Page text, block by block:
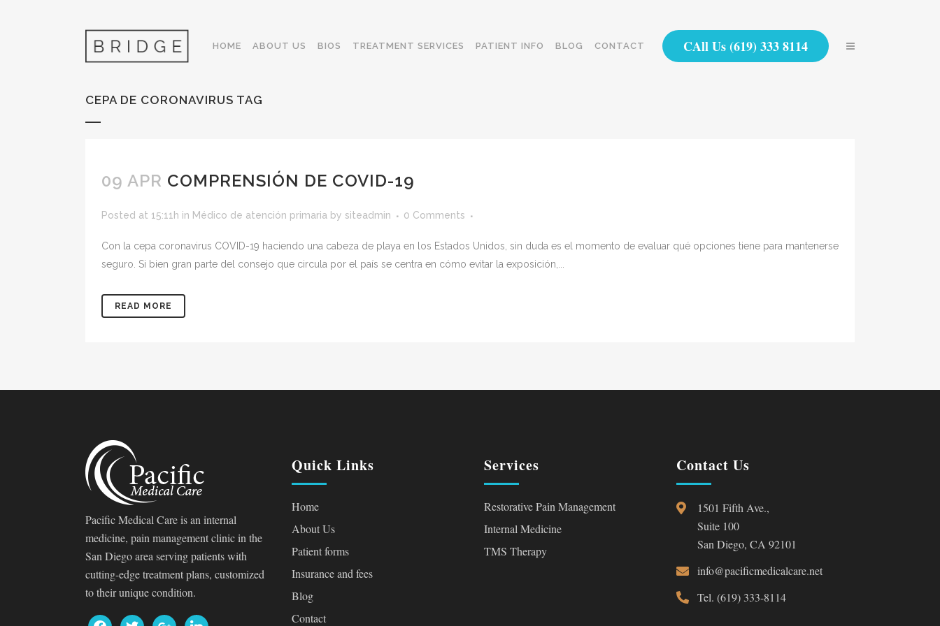
CAll Us (619) 333 8114
HOME ABOUT US BIOS TREATMENT SERVICES PATIENT INFO BLOG CONTACT
CEPA DE CORONAVIRUS TAG
09 APR COMPRENSIÓN DE COVID-19
Posted at 15:11h in Médico de atención primaria by siteadmin 0 Comments
Con la cepa coronavirus COVID-19 haciendo una cabeza de playa en los Estados Unidos, sin duda es el momento de evaluar qué opciones tiene para mantenerse
seguro. Si bien gran parte del consejo que circula por el país se centra en cómo evitar la exposición,...
READ MORE
Pacific Medical Care is an internal
medicine, pain management clinic in the
San Diego area serving patients with
cutting-edge treatment plans, customized
to their unique condition.
facebooktwitter googlelinkedin
Quick Links
Home
About Us
Patient forms
Insurance and fees
Blog
Contact
Services
Restorative Pain Management
Internal Medicine
TMS Therapy
Contact Us
1501 Fifth Ave.,
Suite 100
San Diego, CA 92101
info@pacificmedicalcare.net
Tel. (619) 333-8114